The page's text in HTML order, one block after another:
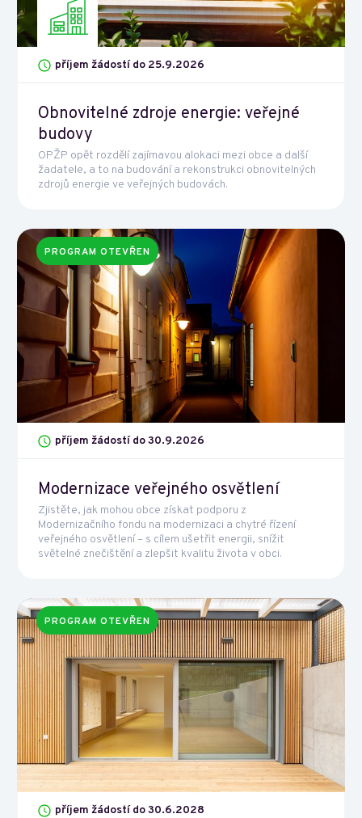
příjem žádostí do 25.9.2026
Obnovitelné zdroje energie: veřejné
budovy
OPŽP opět rozdělí zajímavou alokaci mezi obce a další
žadatele, a to na budování a rekonstrukci obnovitelných
zdrojů energie ve veřejných budovách.
PROGRAM OTEVŘEN
příjem žádostí do 30.9.2026
Modernizace veřejného osvětlení
Zjistěte, jak mohou obce získat podporu z
Modernizačního fondu na modernizaci a chytré řízení
veřejného osvětlení – s cílem ušetřit energii, snížit
světelné znečištění a zlepšit kvalitu života v obci.
PROGRAM OTEVŘEN
příjem žádostí do 30.6.2028